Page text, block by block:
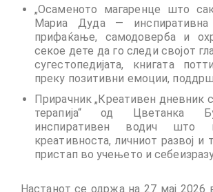
„Осаменото магаренце што
Мариа Дуда — инспиративна
прифаќање, самодоверба и
секое дете да го следи својот
сугестопедијата, книгата
преку позитивни емоции,
Прирачник „Креативен дневник
терапија“ од Цветанка
инспиративен водич што
креативноста, личниот развој и
пристап во учењето и
Настанот се одржа на 27 мај 2026